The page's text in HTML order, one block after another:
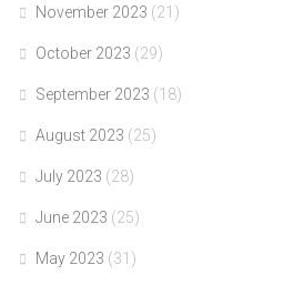
November 2023 (21)
October 2023 (29)
September 2023 (18)
August 2023 (25)
July 2023 (28)
June 2023 (25)
May 2023 (31)